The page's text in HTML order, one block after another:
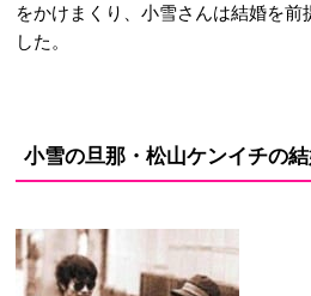
をかけまくり、小雪さんは結婚を前
した。
小雪の旦那・松山ケンイチの